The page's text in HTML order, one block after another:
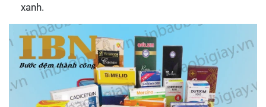
xanh.